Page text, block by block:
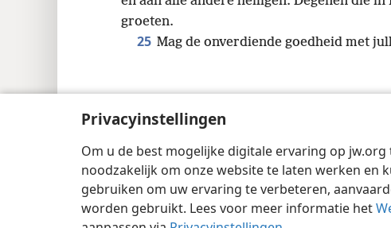
Privacyinstellingen
Om u de best mogelijke digitale ervaring op
noodzakelijk om onze website te laten werken en
gebruiken om uw ervaring te verbeteren,
worden gebruikt. Lees voor meer informatie het
groeten.
25 Mag de onverdiende goedheid met
Copyright © 2026 Watch Tower Bible and Tract